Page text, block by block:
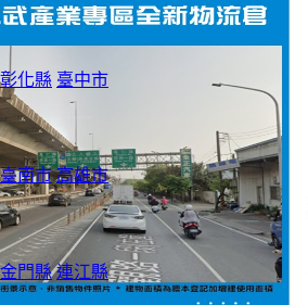
彰化縣 臺中市
臺南市 高雄市
金門縣 連江縣